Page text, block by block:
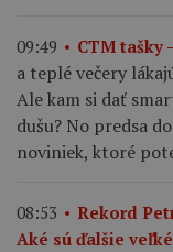
09:49 CTM tašky
a teplé večery
Ale kam si dať
dušu? No predsa
noviniek, ktoré
08:53
Rekord
Aké sú ďalšie